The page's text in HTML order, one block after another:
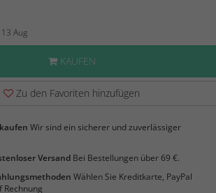
Aug
KAUFEN
Zu den Favoriten hinzufügen
Wir sind ein sicherer und zuverlässiger
VersandBei Bestellungen über 69 €.
Wählen Sie Kreditkarte, PayPal
Rechnung